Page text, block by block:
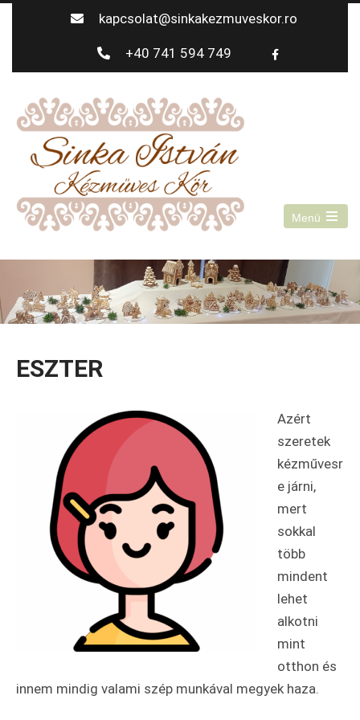
kapcsolat@sinkakezmuveskor.ro
+40 741 594 749
Menü
ESZTER
Azért
szeretek
kézművesr
e járni,
mert
sokkal
több
mindent
lehet
alkotni
mint
otthon és
innem mindig valami szép munkával megyek haza.